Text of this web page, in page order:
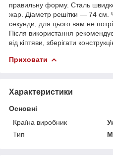
правильну форму. Сталь
жар. Діаметр решітки — 74 см.
секунди, для цього вам не
Після використання
від кіптяви, зберігати
Приховати
Характеристики
Основні
Країна виробник
Тип